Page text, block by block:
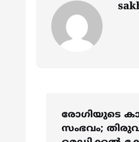
രോഗിയുടെ
സംഭവം;